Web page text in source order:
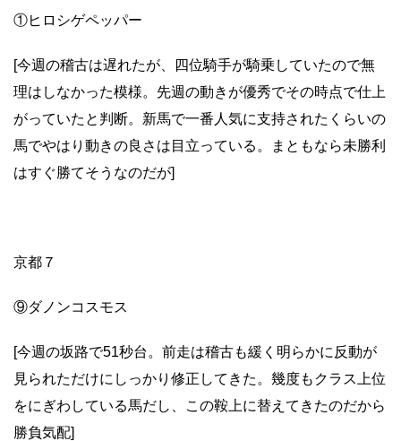
①ヒロシゲペッパー
[今週の稽古は遅れたが、四位騎手が騎乗していたので無
理はしなかった模様。先週の動きが優秀でその時点で仕上
がっていたと判断。新馬で一番人気に支持されたくらいの
馬でやはり動きの良さは目立っている。まともなら未勝利
はすぐ勝てそうなのだが]
京都７
⑨ダノンコスモス
[今週の坂路で51秒台。前走は稽古も緩く明らかに反動が
見られただけにしっかり修正してきた。幾度もクラス上位
をにぎわしている馬だし、この鞍上に替えてきたのだから
勝負気配]